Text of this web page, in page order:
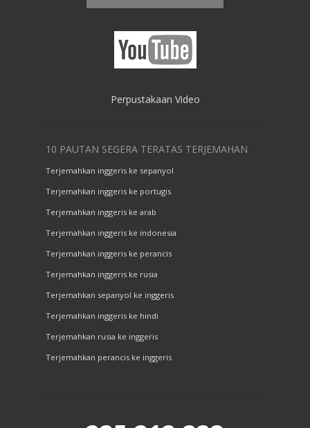
Perpustakaan Video
10 PAUTAN SEGERA TERATAS TERJEMAHAN
Terjemahkan inggeris ke sepanyol
Terjemahkan inggeris ke portugis
Terjemahkan inggeris ke arab
Terjemahkan inggeris ke indonesia
Terjemahkan inggeris ke perancis
Terjemahkan inggeris ke rusia
Terjemahkan sepanyol ke inggeris
Terjemahkan inggeris ke hindi
Terjemahkan rusia ke inggeris
Terjemahkan perancis ke inggeris